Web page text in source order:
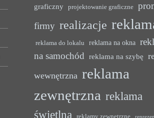
graficzny
projektowanie graficzne
firmy realizacje
reklama do lokalu reklama na okna
na samochód reklama na szybę
wewnętrzna reklama
zewnętrzna reklama
świetlna
reklamy zewnętrzne